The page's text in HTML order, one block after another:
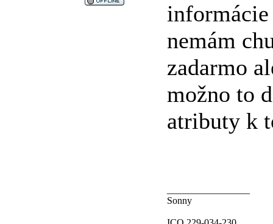
nemám
zadarmo
možno to
atributy k
Sonny